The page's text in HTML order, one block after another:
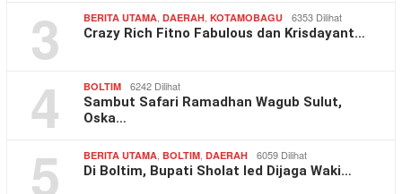
3 BERITA UTAMA DAERAH KOTAMOBAGU 6353 Dilihat
Crazy Rich Fitno Fabulous dan Krisdayant…
4 BOLTIM 6242 Dilihat
Sambut Safari Ramadhan Wagub Sulut,
Oska…
5 BERITA UTAMA BOLTIM DAERAH 6059 Dilihat
Di Boltim, Bupati Sholat Ied Dijaga Waki…